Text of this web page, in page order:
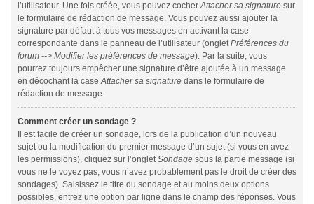
l’utilisateur. Une fois créée, vous pouvez cocherAttacher sa signature sur
le formulaire de rédaction de message. Vous pouvez aussi ajouter la
signature par défaut à tous vos messages en activant la case
correspondante dans le panneau de l’utilisateur (ongletPréférences du
forum --> Modifier les préférences de message). Par la suite, vous
pourrez toujours empêcher une signature d’être ajoutée à un message
en décochant la caseAttacher sa signature dans le formulaire de
rédaction de message.
Comment créer un sondage ?
Il est facile de créer un sondage, lors de la publication d’un nouveau
sujet ou la modification du premier message d’un sujet (si vous en avez
les permissions), cliquez sur l’ongletSondage sous la partie message (si
vous ne le voyez pas, vous n’avez probablement pas le droit de créer des
sondages). Saisissez le titre du sondage et au moins deux options
possibles, entrez une option par ligne dans le champ des réponses. Vous